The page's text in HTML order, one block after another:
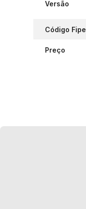
Versão
Código Fipe
Preço